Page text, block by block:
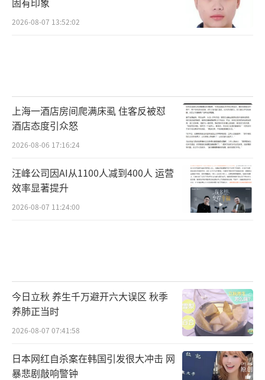
2026-08-07 13:52:02
上海一酒店房间爬满床虱 住客反被怼
酒店态度引众怒
2026-08-06 17:16:24
汪峰公司因AI从1100人减到400人 运营
效率显著提升
2026-08-07 11:24:00
今日立秋 养生千万避开六大误区 秋季
养肺正当时
2026-08-07 07:41:58
日本网红自杀案在韩国引发很大冲击 网
暴悲剧敲响警钟